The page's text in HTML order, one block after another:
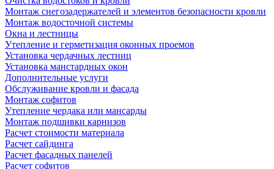
Монтаж снегозадержателей и элементов безопасности кровли
Монтаж водосточной системы
Окна и лестницы
Утепление и герметизация оконных проемов
Установка чердачных лестниц
Установка манстардных окон
Дополнительные услуги
Обслуживание кровли и фасада
Монтаж софитов
Утепление чердака или мансарды
Монтаж подшивки карнизов
Расчет стоимости материала
Расчет сайдинга
Расчет фасадных панелей
Расчет софитов